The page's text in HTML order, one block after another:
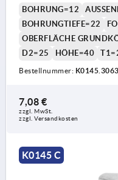
BOHRUNG=12
BOHRUNGTIEFE=22
OBERFLÄCHE
D2=25
HÖHE=40
Bestellnummer:
7,08 €
zzgl. MwSt.
zzgl. Versandkosten
K0145 C